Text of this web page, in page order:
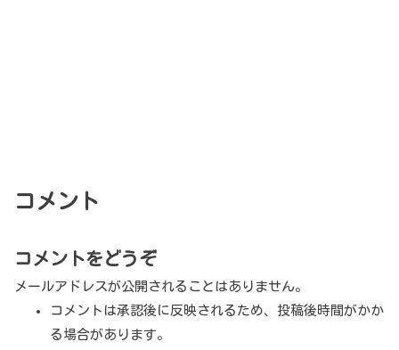
コメント
コメントをどうぞ
メールアドレスが公開されることはありません。
コメントは承認後に反映されるため、投稿後時間がかか
る場合があります。